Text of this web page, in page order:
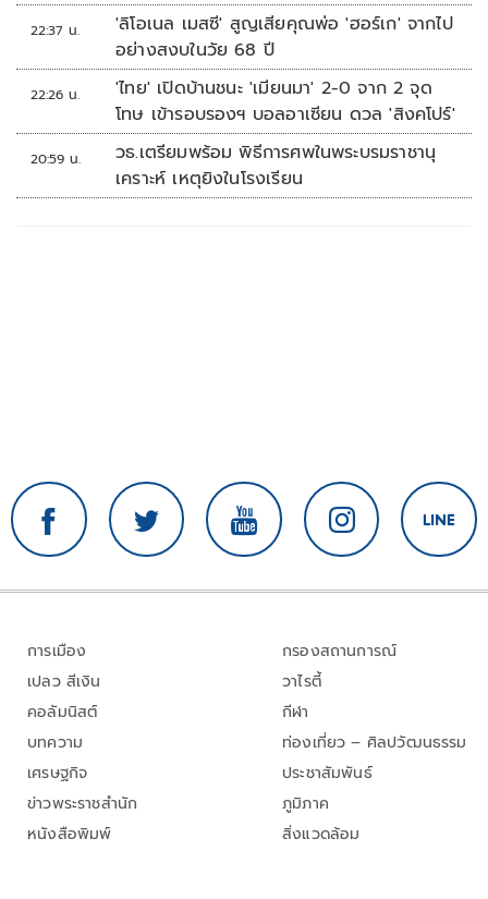
22:37 น.
'ลิโอเนล เมสซี' สูญเสียคุณพ่อ 'ฮอร์เก' จากไป
อย่างสงบในวัย 68 ปี
22:26 น.
'ไทย' เปิดบ้านชนะ 'เมียนมา' 2-0 จาก 2 จุด
โทษ เข้ารอบรองฯ บอลอาเซียน ดวล 'สิงคโปร์'
20:59 น.
วธ.เตรียมพร้อม พิธีการศพในพระบรมราชานุ
เคราะห์ เหตุยิงในโรงเรียน
การเมือง
เปลว สีเงิน
คอลัมนิสต์
บทความ
เศรษฐกิจ
ข่าวพระราชสำนัก
หนังสือพิมพ์
กรองสถานการณ์
วาไรตี้
กีฬา
ท่องเที่ยว – ศิลปวัฒนธรรม
ประชาสัมพันธ์
ภูมิภาค
สิ่งแวดล้อม